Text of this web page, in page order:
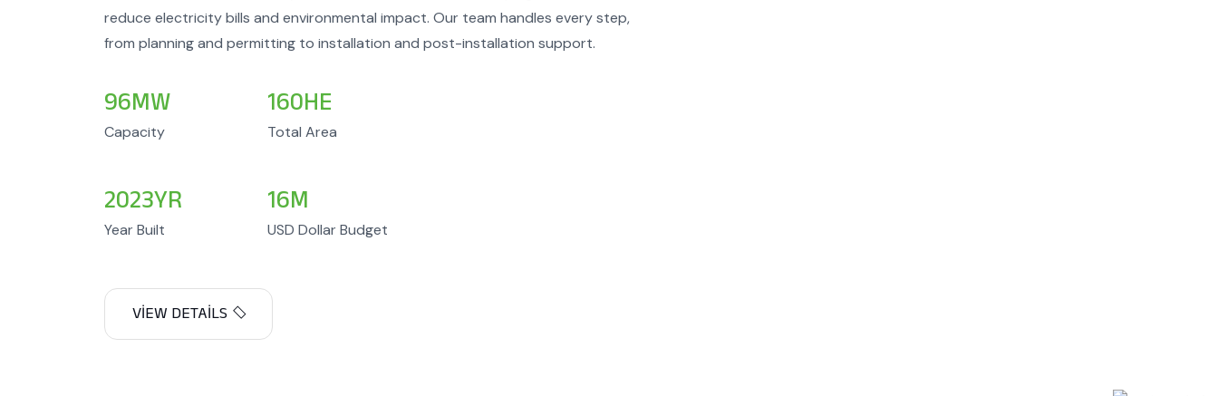
reduce electricity bills and environmental impact. Our team handles every step,
from planning and permitting to installation and post-installation support.
96MW
Capacity
160HE
Total Area
2023YR
Year Built
16M
USD Dollar Budget